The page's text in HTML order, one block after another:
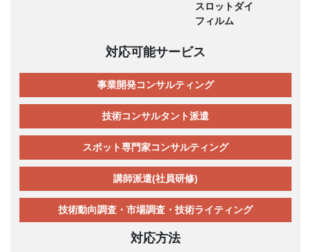
スロットダイ
フィルム
対応可能サービス
事業開発コンサルティング
技術コンサルタント派遣
スポット専門家コンサルティング
講師派遣(社員研修)
技術動向調査・市場調査・技術ライティング
対応方法